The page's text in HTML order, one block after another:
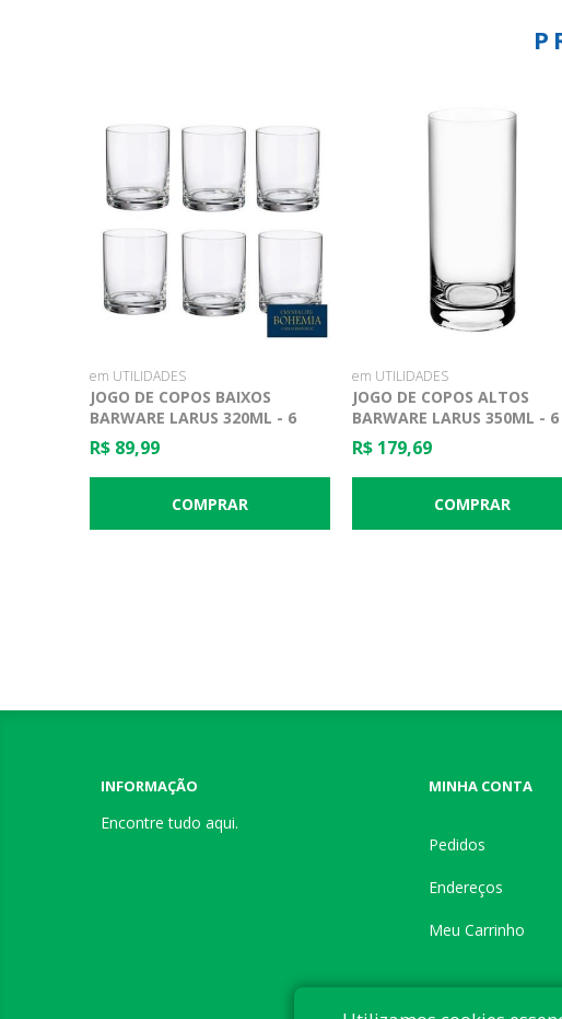
em UTILIDADES
JOGO DE COPOS BAIXOS
BARWARE LARUS 320ML - 6
PEÇAS - BOHEMIA
R$ 89,99
em UTILIDADES
JOGO DE COPOS ALTOS
BARWARE LARUS 350ML - 6
PEÇAS - BOHEMIA
R$ 179,69
INFORMAÇÃO
Encontre tudo aqui.
MINHA CONTA
Pedidos
Endereços
Meu Carrinho